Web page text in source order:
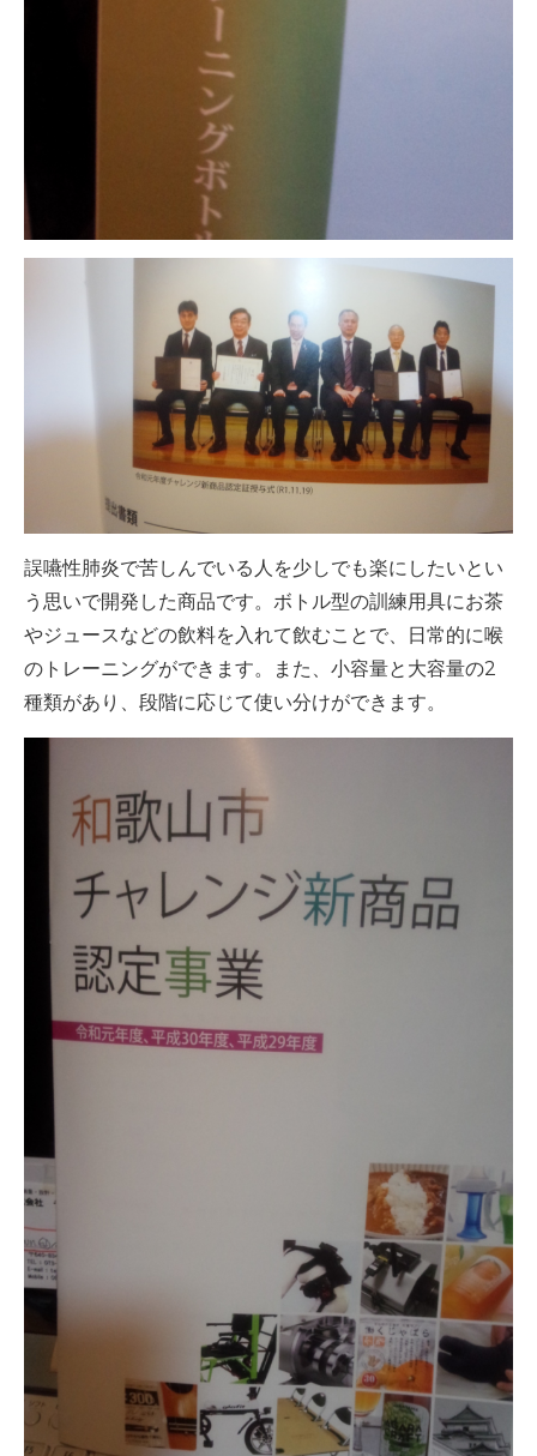
誤嚥性肺炎で苦しんでいる人を少しでも楽にしたいとい
う思いで開発した商品です。ボトル型の訓練用具にお茶
やジュースなどの飲料を入れて飲むことで、日常的に喉
のトレーニングができます。また、小容量と大容量の2
種類があり、段階に応じて使い分けができます。